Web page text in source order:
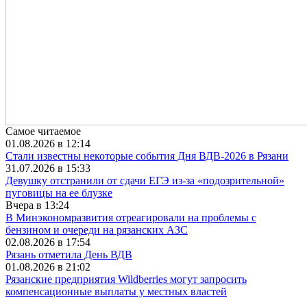
Самое читаемое
01.08.2026 в 12:14
Стали известны некоторые события Дня ВДВ-2026 в Рязани
31.07.2026 в 15:33
Девушку отстранили от сдачи ЕГЭ из-за «подозрительной»
пуговицы на ее блузке
Вчера в 13:24
В Минэкономразвития отреагировали на проблемы с
бензином и очереди на рязанских АЗС
02.08.2026 в 17:54
Рязань отметила День ВДВ
01.08.2026 в 21:02
Рязанские предприятия Wildberries могут запросить
компенсационные выплаты у местных властей